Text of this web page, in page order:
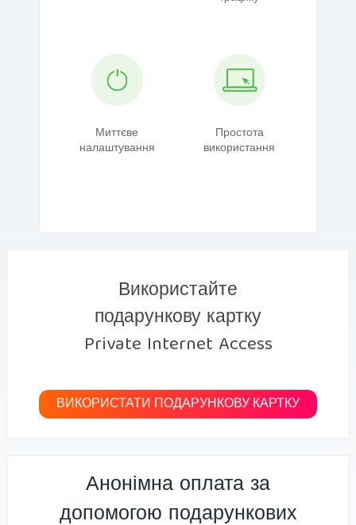
Миттєве
налаштування
Простота
використання
Використайте
подарункову картку
Private Internet Access
ВИКОРИСТАТИ ПОДАРУНКОВУ КАРТКУ
Анонімна оплата за
допомогою подарункових